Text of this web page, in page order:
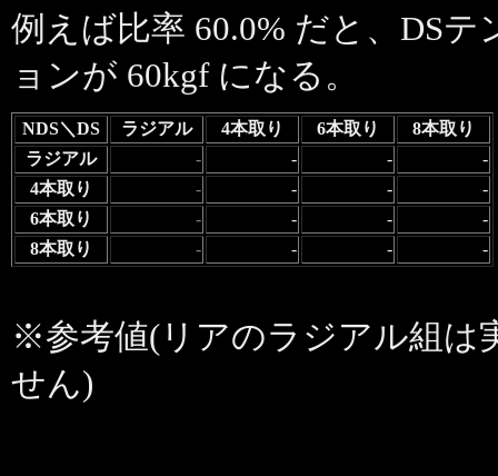
例えば比率 60.0% だと、DS
ョンが 60kgf になる。
NDS＼DS ラジアル 4本取り 6本取り
8本取り
ラジアル
- - -
-
4本取り
- - -
-
6本取り
- - -
-
8本取り
- - - -
※参考値(リアのラジアル組は
せん)